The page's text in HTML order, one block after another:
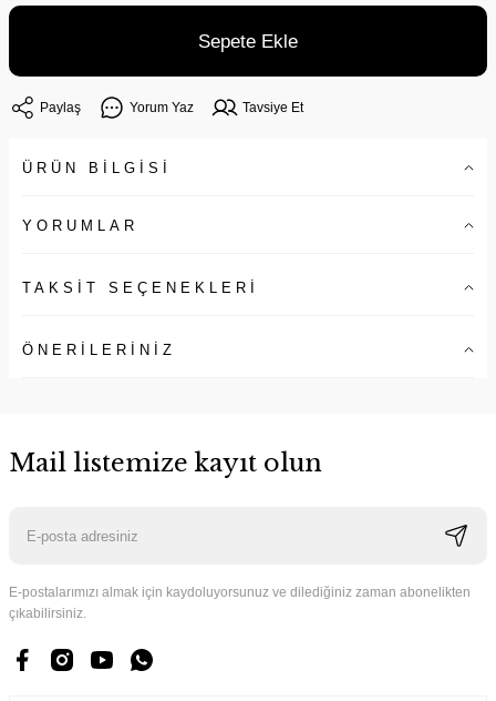
Sepete Ekle
Paylaş Yorum Yaz Tavsiye Et
ÜRÜN BİLGİSİ
YORUMLAR
TAKSİT SEÇENEKLERİ
ÖNERİLERİNİZ
Mail listemize kayıt olun
E-postalarımızı almak için kaydoluyorsunuz ve dilediğiniz zaman abonelikten
çıkabilirsiniz.